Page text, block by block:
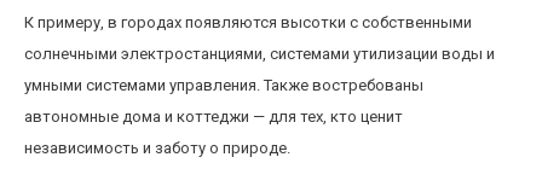
К примеру, в городах появляются высотки с собственными
солнечными электростанциями, системами утилизации воды и
умными системами управления. Также востребованы
автономные дома и коттеджи — для тех, кто ценит
независимость и заботу о природе.